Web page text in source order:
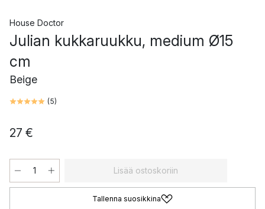
House Doctor
Julian kukkaruukku, medium Ø15
cm
Beige
(5)
27 €
Lisää ostoskoriin
Tallenna suosikkina